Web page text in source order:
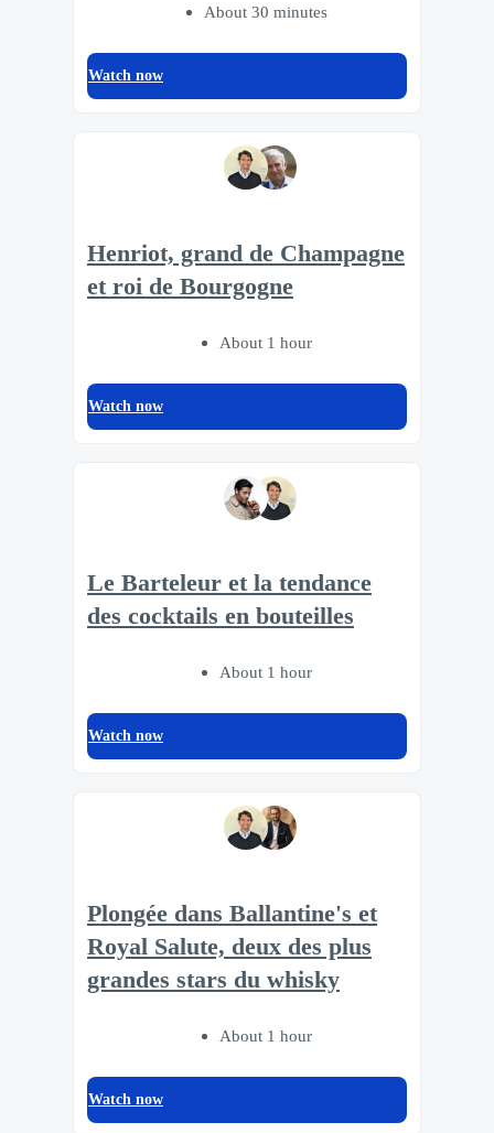
About 30 minutes
Watch now
Henriot, grand de Champagne
et roi de Bourgogne
About 1 hour
Watch now
Le Barteleur et la tendance
des cocktails en bouteilles
About 1 hour
Watch now
Plongée dans Ballantine's et
Royal Salute, deux des plus
grandes stars du whisky
About 1 hour
Watch now